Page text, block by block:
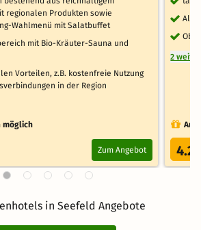
regionalen Produkten sowie
Wahlmenü mit Salatbuffet
mit Bio-Kräuter-Sauna und
Vorteilen, z.B. kostenfreie Nutzung
in der Region
möglich
Zum Angebot
2
4.2
in Seefeld Angebote